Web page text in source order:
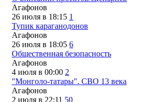
Агафонов
26 июля в 18:15 1
Тупик караганодонов
Агафонов
26 июля в 18:05 6
Общественная безопасность
Агафонов
4 июля в 00:00 2
"Монголо-татары". СВО 13 века
Агафонов
2 июля в 22:11 50